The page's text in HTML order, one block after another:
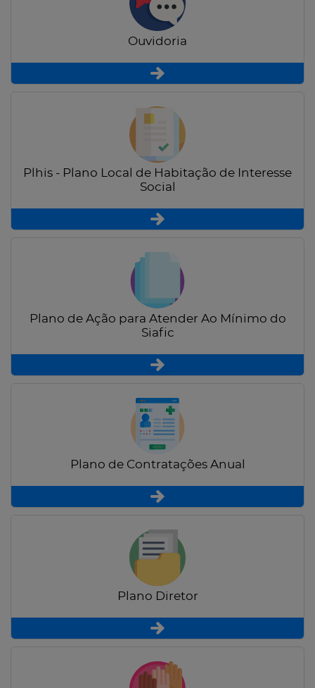
Ouvidoria
Plhis - Plano Local de Habitação de Interesse
Social
Plano de Ação para Atender Ao Mínimo do
Siafic
Plano de Contratações Anual
Plano Diretor